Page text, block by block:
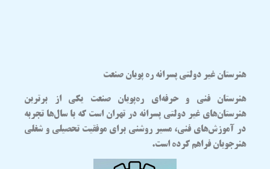
هنرستان غیر دولتی پسرانه ره پویان صنعت
هنرستان فنی و حرفه‌ای ره‌پویان صنعت یکی از برترین
هنرستان‌های غیر دولتی پسرانه در تهران است که با سال‌ها تجربه
در آموزش‌های فنی، مسیر روشنی برای موفقیت تحصیلی و شغلی
هنرجویان فراهم کرده است.